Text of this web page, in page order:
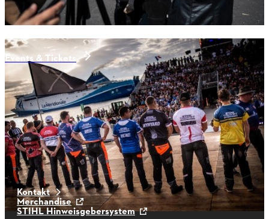
Events & Tickets
Aktuelle news
Kontakt
Merchandise
STIHL Hinweisgebersystem